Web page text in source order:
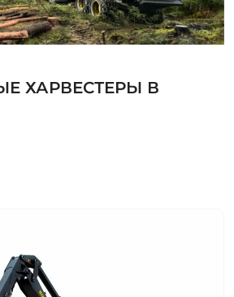
ХАРВЕСТЕРЫ В